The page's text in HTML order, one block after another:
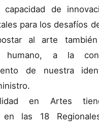
capacidad de
para los desafíos
al arte
humano, a la
de nuestra
en Artes
en las 18